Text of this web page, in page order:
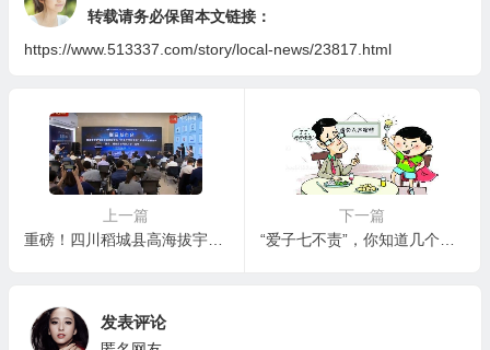
转载请务必保留本文链接：
https://www.513337.com/story/local-news/23817.html
上一篇
重磅！四川稻城县高海拔宇宙线观测站发现大量超高能宇宙加速器
下一篇
“爱子七不责”，你知道几个呢？
发表评论